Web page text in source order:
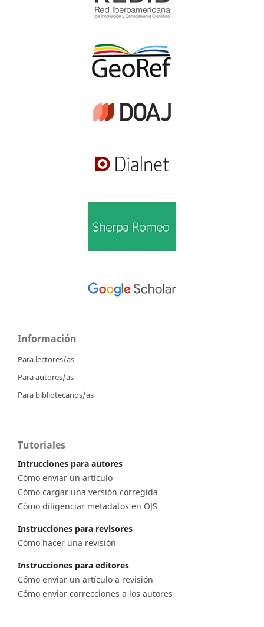
Información
Para lectores/as
Para autores/as
Para bibliotecarios/as
Tutoriales
Intrucciones para autores
Cómo enviar un artículo
Cómo cargar una versión corregida
Cómo diligenciar metadatos en OJS
Instrucciones para revisores
Cómo hacer una revisión
Instrucciones para editores
Cómo enviar un artículo a revisión
Cómo enviar correcciones a los autores